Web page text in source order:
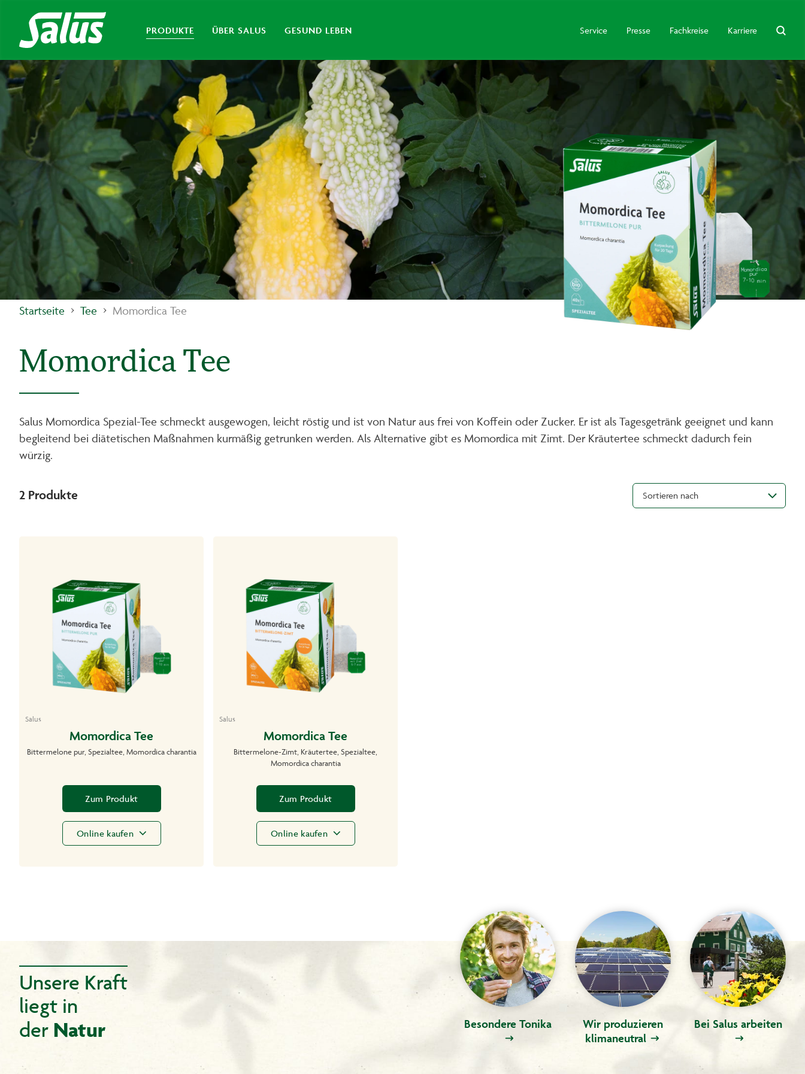
PRODUKTE ÜBER SALUS GESUND LEBEN Service Presse Fachkreise Karriere
Startseite Tee Momordica Tee
Momordica Tee
Salus Momordica Spezial-Tee schmeckt ausgewogen, leicht röstig und ist von Natur aus frei von Koffein oder Zucker. Er ist als Tagesgetränk geeignet und kann
begleitend bei diätetischen Maßnahmen kurmäßig getrunken werden. Als Alternative gibt es Momordica mit Zimt. Der Kräutertee schmeckt dadurch fein
würzig.
2 Produkte Sortieren nach
Salus
Momordica Tee
Bittermelone pur, Spezialtee, Momordica charantia
Zum Produkt
Online kaufen
Salus
Momordica Tee
Bittermelone-Zimt, Kräutertee, Spezialtee,
Momordica charantia
Zum Produkt
Online kaufen
Besondere Tonika
Wir produzieren
klimaneutral
Bei Salus arbeiten
Unsere Kraft
liegt in
der Natur